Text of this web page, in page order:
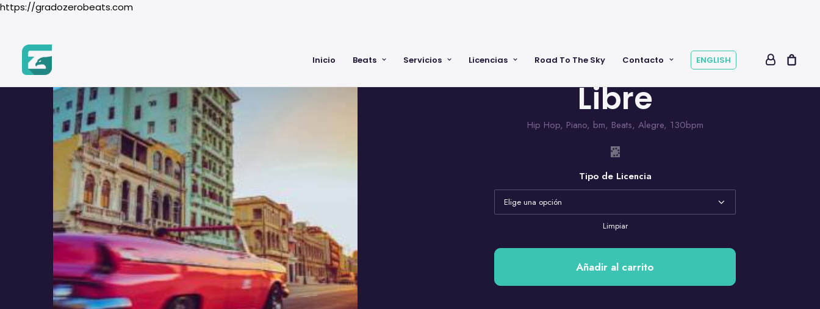
https://gradozerobeats.com
Inicio Beats Servicios Licencias Road To The Sky Contacto ENGLISH
Libre
Hip Hop, Piano, bm, Beats, Alegre, 130bpm
Tipo de Licencia
Limpiar
Añadir al carrito